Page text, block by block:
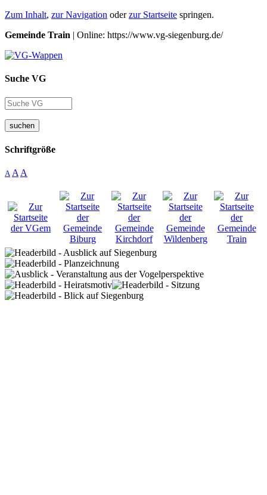
Zum Inhalt, zur Navigation oderzur Startseite springen.
Gemeinde Train | Online: https://www.vg-siegenburg.de/
Suche VG
suchen
Schriftgröße
A A A